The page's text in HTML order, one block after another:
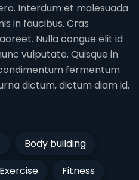
Interdum et malesuada
in faucibus. Cras
Nulla congue elit id
vulputate. Quisque in
fermentum
dictum, dictum diam id,
Body building
Exercise
Fitness